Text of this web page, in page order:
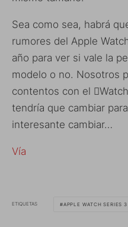
Sea como sea, habrá
rumores del Apple
año para ver si vale la
modelo o no. Nosotros
contentos con el
tendría que cambiar
interesante cambiar…
Vía
ETIQUETAS APPLE WATCH SERIES 3